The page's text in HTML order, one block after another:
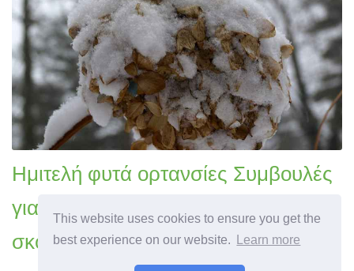
This website uses cookies to ensure you get the
best experience on our website.
Learn more
Ημιτελή φυτά ορτανσίες Συμβουλές
για την αποτροπή του χειμώνα που
σκοτώνουν τις ορτανσίες